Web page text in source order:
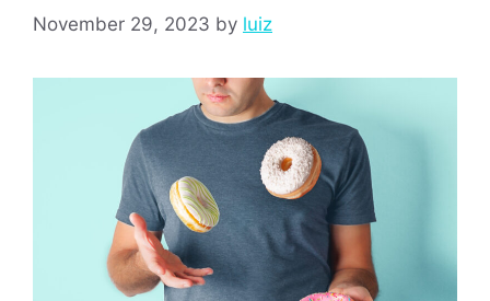
November 29, 2023 by luiz